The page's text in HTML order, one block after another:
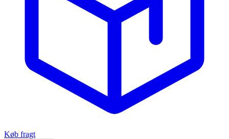
Køb fragt